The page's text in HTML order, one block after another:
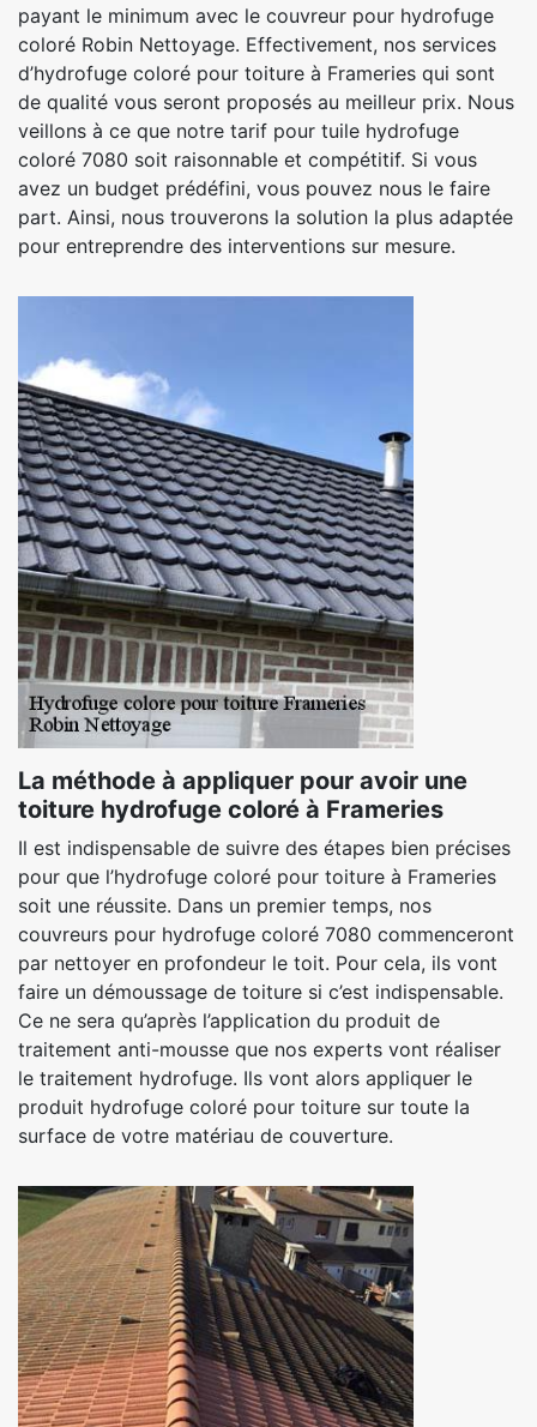
payant le minimum avec le couvreur pour hydrofuge
coloré Robin Nettoyage. Effectivement, nos services
d’hydrofuge coloré pour toiture à Frameries qui sont
de qualité vous seront proposés au meilleur prix. Nous
veillons à ce que notre tarif pour tuile hydrofuge
coloré 7080 soit raisonnable et compétitif. Si vous
avez un budget prédéfini, vous pouvez nous le faire
part. Ainsi, nous trouverons la solution la plus adaptée
pour entreprendre des interventions sur mesure.
La méthode à appliquer pour avoir une
toiture hydrofuge coloré à Frameries
Il est indispensable de suivre des étapes bien précises
pour que l’hydrofuge coloré pour toiture à Frameries
soit une réussite. Dans un premier temps, nos
couvreurs pour hydrofuge coloré 7080 commenceront
par nettoyer en profondeur le toit. Pour cela, ils vont
faire un démoussage de toiture si c’est indispensable.
Ce ne sera qu’après l’application du produit de
traitement anti-mousse que nos experts vont réaliser
le traitement hydrofuge. Ils vont alors appliquer le
produit hydrofuge coloré pour toiture sur toute la
surface de votre matériau de couverture.